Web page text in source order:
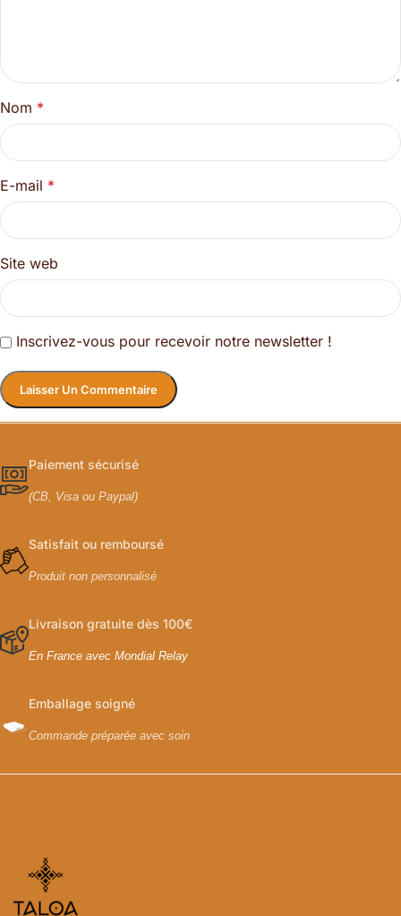
Nom *
E-mail *
Site web
Inscrivez-vous pour recevoir notre newsletter !
Paiement sécurisé
(CB, Visa ou Paypal)
Satisfait ou remboursé
Produit non personnalisé
Livraison gratuite dès 100€
En France avec Mondial Relay
Emballage soigné
Commande préparée avec soin